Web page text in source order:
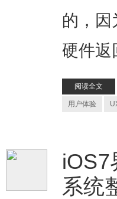
的，因
硬件返
阅读全文
用户体验
iOS7
系统